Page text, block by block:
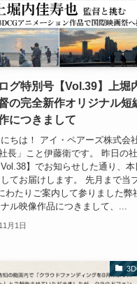
グ特別号【Vol.39】上堀
の完全新作オリジナル短
につきまして
ちは！ アイ・ペアーズ株式会
社長」こと伊藤衛です。 昨日の
】でお知らせした通り、本
てお届けします。 先月まで当
わたりご案内して参りました弊
ル映像作品につきまして、...
月1日